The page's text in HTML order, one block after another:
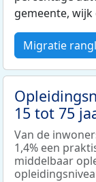
gemeente,
Migratie
15 tot 75
Van de
1,4% een
middelbaar